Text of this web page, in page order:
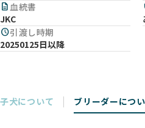
description血統書
JKC
schedule引渡し時期
20250125日以降
子犬について ブリーダーにつ